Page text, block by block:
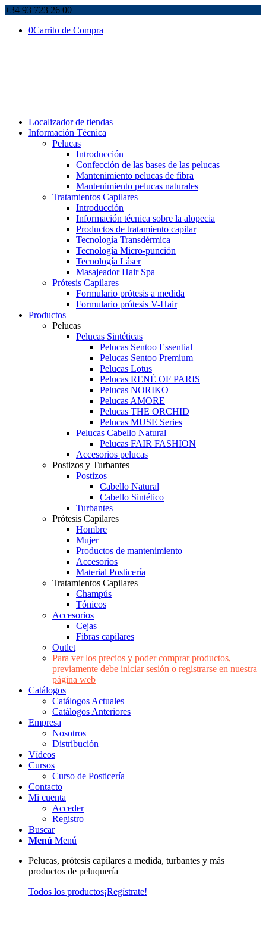
+34 93 723 26 00
0Carrito de Compra
Localizador de tiendas
Información Técnica
Pelucas
Introducción
Confección de las bases de las pelucas
Mantenimiento pelucas de fibra
Mantenimiento pelucas naturales
Tratamientos Capilares
Introducción
Información técnica sobre la alopecia
Productos de tratamiento capilar
Tecnología Transdérmica
Tecnología Micro-punción
Tecnología Láser
Masajeador Hair Spa
Prótesis Capilares
Formulario prótesis a medida
Formulario prótesis V-Hair
Productos
Pelucas
Pelucas Sintéticas
Pelucas Sentoo Essential
Pelucas Sentoo Premium
Pelucas Lotus
Pelucas RENÉ OF PARIS
Pelucas NORIKO
Pelucas AMORE
Pelucas THE ORCHID
Pelucas MUSE Series
Pelucas Cabello Natural
Pelucas FAIR FASHION
Accesorios pelucas
Postizos y Turbantes
Postizos
Cabello Natural
Cabello Sintético
Turbantes
Prótesis Capilares
Hombre
Mujer
Productos de mantenimiento
Accesorios
Material Posticería
Tratamientos Capilares
Champús
Tónicos
Accesorios
Cejas
Fibras capilares
Outlet
Para ver los precios y poder comprar productos,
previamente debe iniciar sesión o registrarse en nuestra
página web
Catálogos
Catálogos Actuales
Catálogos Anteriores
Empresa
Nosotros
Distribución
Vídeos
Cursos
Curso de Posticería
Contacto
Mi cuenta
Acceder
Registro
Buscar
Menú Menú
Pelucas, prótesis capilares a medida, turbantes y más
productos de peluquería
Todos los productos¡Regístrate!